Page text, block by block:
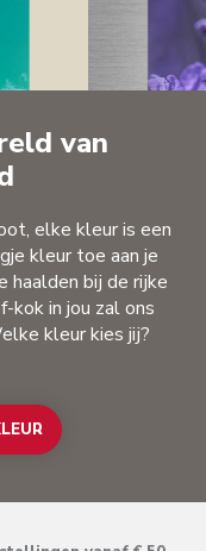
van
elke kleur is een
kleur toe aan je
haalden bij de rijke
kok in jou zal ons
kleur kies jij?